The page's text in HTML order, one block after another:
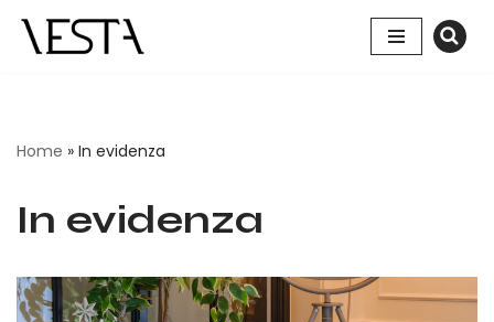
Vai
Home » In evidenza
In evidenza